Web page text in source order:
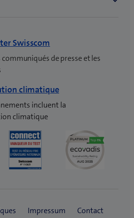
Swisscom
communiqués de presse et les
climatique
incluent la
climatique